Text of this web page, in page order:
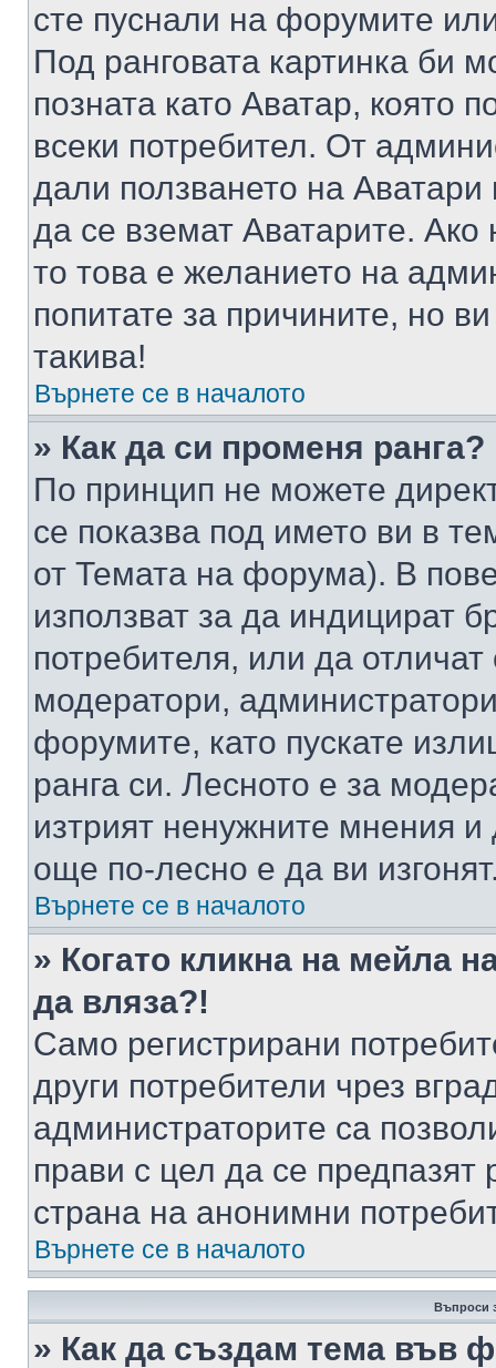
сте пуснали на форумите
Под ранговата картинка би
позната като Аватар, която
всеки потребител. От
дали ползването на
да се вземат Аватарите.
то това е желанието на
попитате за причините, но
такива!
Върнете се в началото
» Как да си променя ранга?
По принцип не можете
се показва под името ви в
от Темата на форума). В
използват за да индицират
потребителя, или да
модератори,
форумите, като пускате
ранга си. Лесното е за
изтрият ненужните мнения
още по-лесно е да ви
Върнете се в началото
» Когато кликна на мейла
да вляза?!
Само регистрирани
други потребители чрез
администраторите са
прави с цел да се предпазят
страна на анонимни
Върнете се в началото
Въпроси
» Как да създам тема във